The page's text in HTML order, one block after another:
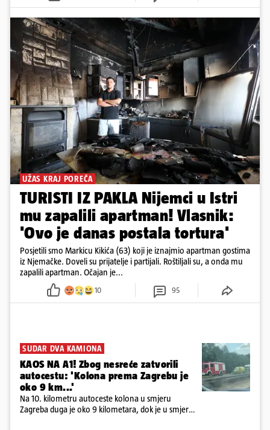
UŽAS KRAJ POREČA
TURISTI IZ PAKLA Nijemci u Istri
mu zapalili apartman! Vlasnik:
'Ovo je danas postala tortura'
Posjetili smo Markicu Kikića (63) koji je iznajmio apartman gostima
iz Njemačke. Doveli su prijatelje i partijali. Roštiljali su, a onda mu
zapalili apartman. Očajan je...
10 95
SUDAR DVA KAMIONA
KAOS NA A1! Zbog nesreće zatvorili
autocestu: 'Kolona prema Zagrebu je
oko 9 km...'
Na 10. kilometru autoceste kolona u smjeru
Zagreba duga je oko 9 kilometara, dok je u smjeru